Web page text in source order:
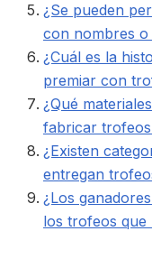
¿Se pueden
con nombres o
¿Cuál es la
premiar con
¿Qué
fabricar
¿Existen
entregan
¿Los
los trofeos que